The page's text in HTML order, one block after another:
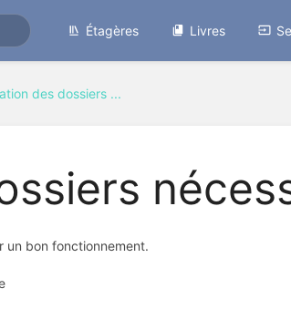
Étagères Livres
des dossiers ...
un bon fonctionnement.